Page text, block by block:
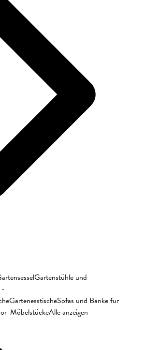
Gartenstühle und
-
GartenesstischeSofas und Bänke für
MöbelstückeAlle anzeigen